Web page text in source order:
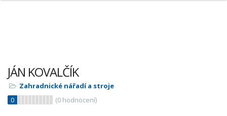
JÁN KOVALČÍK
Zahradnické nářadí a stroje
0
(0 hodnocení)